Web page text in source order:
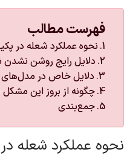
فهرست مطالب
نحوه عملکرد شعله در
دلایل رایج روشن
دلایل خاص در
چگونه از بروز این
جمع‌بندی
نحوه عملکرد شعله